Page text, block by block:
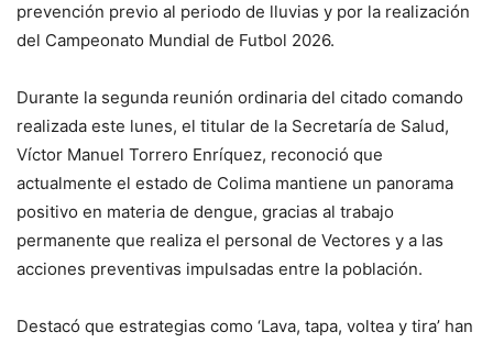
prevención previo al periodo de lluvias y por la realización
del Campeonato Mundial de Futbol 2026.
Durante la segunda reunión ordinaria del citado comando
realizada este lunes, el titular de la Secretaría de Salud,
Víctor Manuel Torrero Enríquez, reconoció que
actualmente el estado de Colima mantiene un panorama
positivo en materia de dengue, gracias al trabajo
permanente que realiza el personal de Vectores y a las
acciones preventivas impulsadas entre la población.
Destacó que estrategias como ‘Lava, tapa, voltea y tira’ han